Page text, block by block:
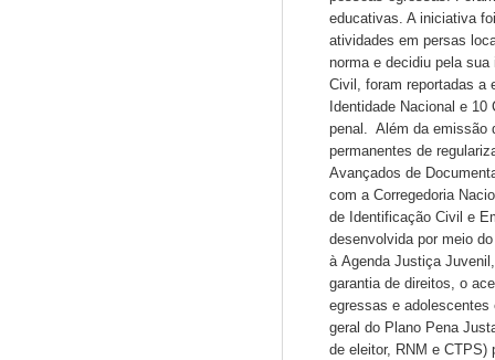
educativas. A iniciativa
atividades em persas
norma e decidiu pela
Civil, foram reportadas a
Identidade Nacional e
penal. Além da emissão
permanentes de
Avançados de
com a Corregedoria
de Identificação Civil e
desenvolvida por meio
à Agenda Justiça
garantia de direitos, o
egressas e
geral do Plano Pena
de eleitor, RNM e CTPS)